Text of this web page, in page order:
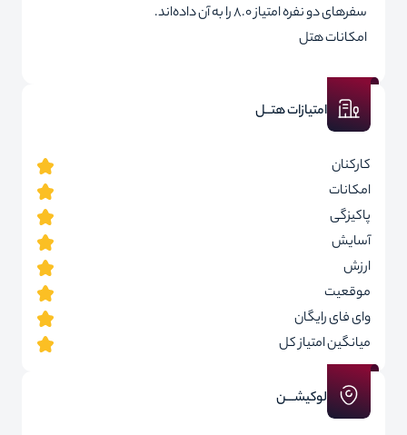
سفرهای دو نفره امتیاز ۸.۰ را به آن داده‌اند.
امکانات هتل
امتیازات هتــل
کارکنان
امکانات
پاکیزگی
آسایش
ارزش
موقعیت
وای فای رایگان
میانگین امتیاز کل
لوکیشـــن